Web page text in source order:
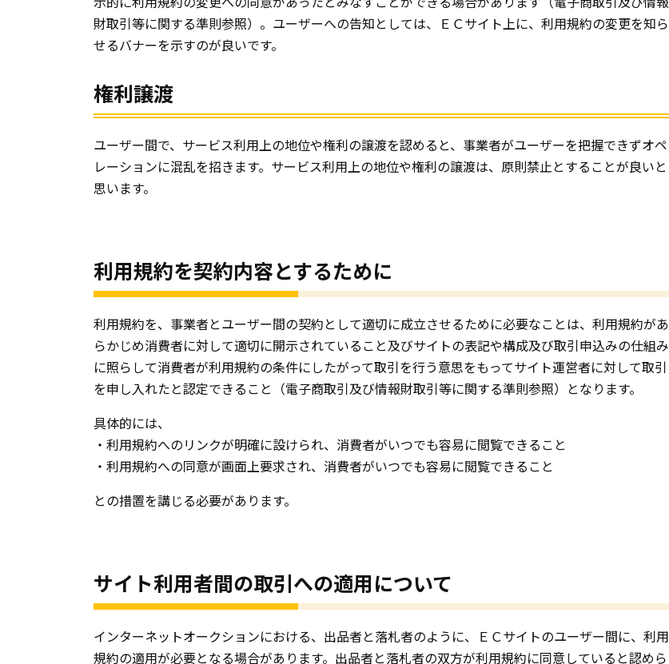
財取引等に関する準則参照）。ユーザーへの告知としては、ＥＣサイト上に、利用規約の変更を知ら
せるバナーを示すのが良いです。
権利譲渡
ユーザー間で、サービス利用上の地位や権利の譲渡を認めると、事業者がユーザーを把握できずオペ
レーションに混乱を招きます。サービス利用上の地位や権利の譲渡は、原則禁止とすることが良いと
思います。
利用規約を契約内容とするために
利用規約を、事業者とユーザー間の契約として適切に成立させるために必要なことは、利用規約があ
らかじめ消費者に対して適切に開示されていること及びサイトの表記や構成及び取引申込みの仕組み
に照らして消費者が利用規約の条件にしたがって取引を行う意思をもってサイト運営者に対して取引
を申し入れたと認定できること（電子商取引及び情報財取引等に関する準則参照）となります。
具体的には、
・利用規約へのリンクが明確に設けられ、消費者がいつでも容易に閲覧できること
・利用規約への同意が画面上要求され、消費者がいつでも容易に閲覧できること
との措置を講じる必要があります。
サイト利用者間の取引への適用について
インターネットオークションにおける、出品者と落札者のように、ＥＣサイトのユーザー間に、利用
規約の適用が必要となる場合があります。出品者と落札者の双方が利用規約に同意していると認めら